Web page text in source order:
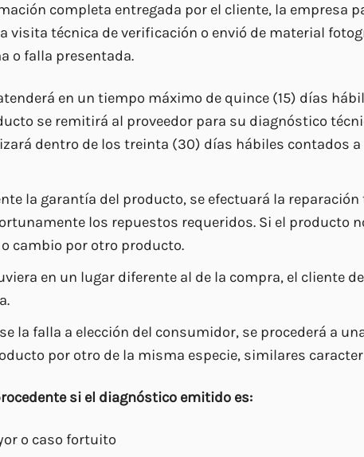
completa entregada por el cliente, la empresa
visita técnica de verificación o envió de material
o falla presentada.
en un tiempo máximo de quince (15) días
se remitirá al proveedor para su diagnóstico
dentro de los treinta (30) días hábiles contados
la garantía del producto, se efectuará la
los repuestos requeridos. Si el producto
cambio por otro producto.
en un lugar diferente al de la compra, el cliente
la falla a elección del consumidor, se procederá a
por otro de la misma especie, similares
si el diagnóstico emitido es:
o caso fortuito